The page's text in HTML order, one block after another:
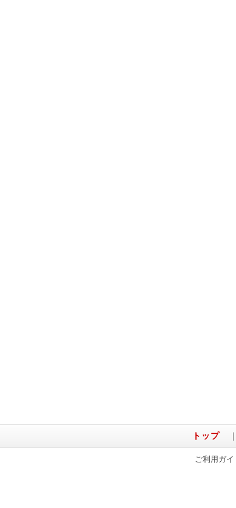
トップ
ご利用ガイ